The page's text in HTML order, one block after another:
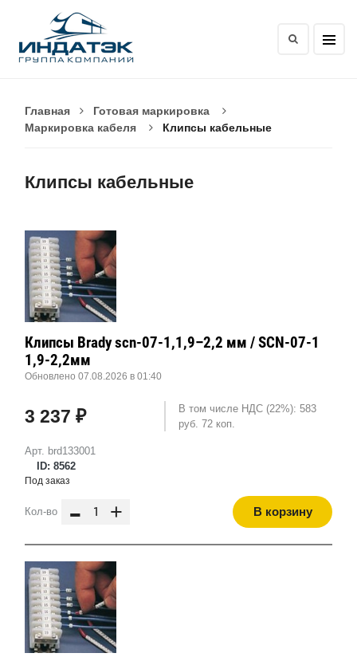
Главная
Готовая маркировка
Маркировка кабеля
Клипсы кабельные
Клипсы кабельные
Арт. brd133001
ID: 8562
Клипсы Brady scn-07-1,1,9–2,2 мм / SCN-07-1
1,9-2,2мм
Обновлено 07.08.2026 в 01:40
3 237 ₽
В том числе НДС (22%): 583
руб. 72 коп.
Под заказ
Кол-во - + В корзину